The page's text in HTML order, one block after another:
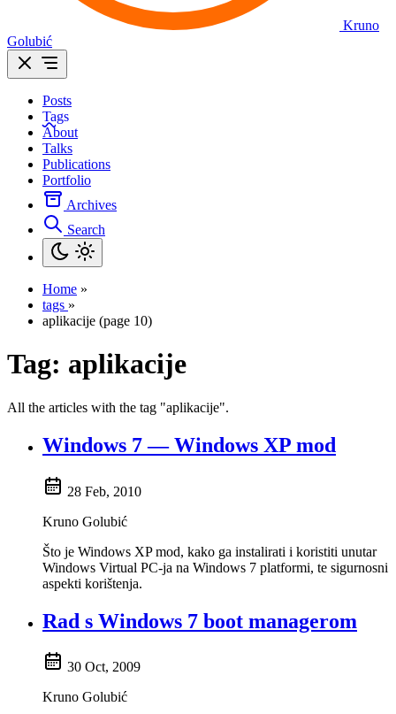
Kruno
Golubić
Posts
Tags
About
Talks
Publications
Portfolio
Archives
Search
Home »
tags »
aplikacije (page 10)
Tag: aplikacije
All the articles with the tag "aplikacije".
Windows 7 — Windows XP mod
28 Feb, 2010
Kruno Golubić
Što je Windows XP mod, kako ga instalirati i koristiti unutar
Windows Virtual PC-ja na Windows 7 platformi, te sigurnosni
aspekti korištenja.
Rad s Windows 7 boot managerom
30 Oct, 2009
Kruno Golubić